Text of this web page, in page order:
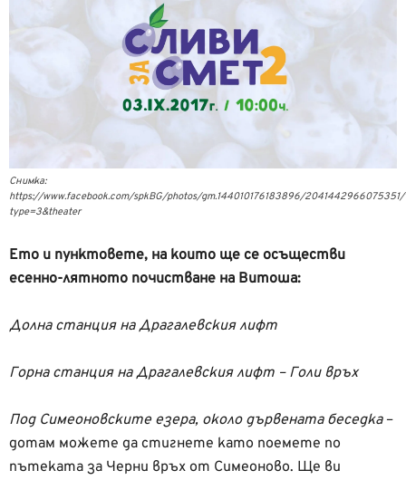
Снимка:
https://www.facebook.com/spkBG/photos/gm.144010176183896/2041442966075351/
type=3&theater
Ето и пунктовете, на които ще се осъществи
есенно-лятното почистване на Витоша:
Долна станция на Драгалевския лифт
Горна станция на Драгалевския лифт – Голи връх
Под Симеоновските езера, около дървената беседка–
дотам можете да стигнете като поемете по
пътеката за Черни връх от Симеоново. Ще ви